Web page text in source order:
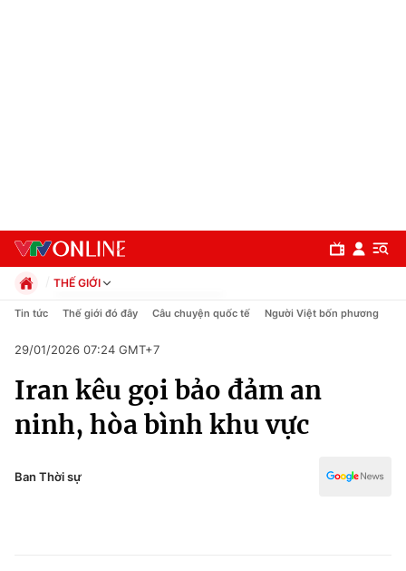
Chuyên mục
Chính trị
THẾ GIỚI
Chính trị
Pháp luật
Kinh tế
Thể thao
Truyền hình
Y tế
Tin tức Thế giới đó đây Câu chuyện quốc tế Người Việt bốn phương
29/01/2026 07:24 GMT+7
Iran kêu gọi bảo đảm an
ninh, hòa bình khu vực
Ban Thời sự